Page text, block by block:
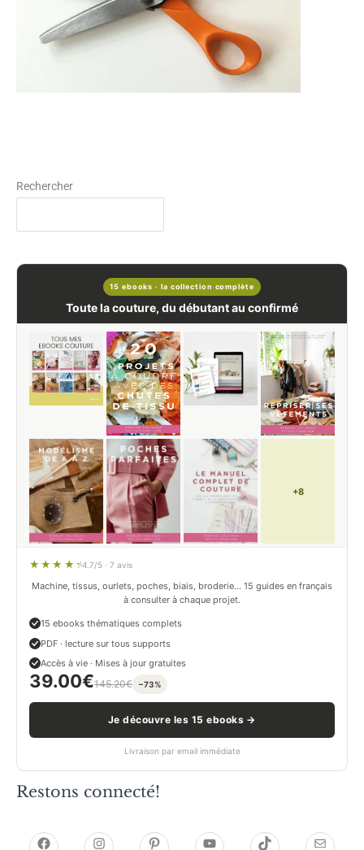
Rechercher
15 ebooks · la collection complète
Toute la couture, du débutant au confirmé
+8
4.7/5 · 7 avis
Machine, tissus, ourlets, poches, biais, broderie… 15 guides en français
à consulter à chaque projet.
15 ebooks thématiques complets
PDF · lecture sur tous supports
Accès à vie · Mises à jour gratuites
39.00€145.20€ −73%
Je découvre les 15 ebooks →
Livraison par email immédiate
Restons connecté!
h h P Y T E